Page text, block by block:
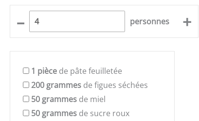
– personnes +
1 pièce de pâte feuilletée
200 grammes de figues séchées
50 grammes de miel
50 grammes de sucre roux